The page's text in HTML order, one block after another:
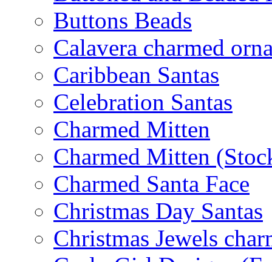
Buttons Beads
Calavera charmed
Caribbean Santas
Celebration Santas
Charmed Mitten
Charmed Mitten
Charmed Santa Face
Christmas Day Santas
Christmas Jewels